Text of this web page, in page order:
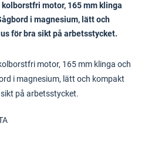
motor, 165 mm klinga
i magnesium, lätt och
för bra sikt på arbetsstycket.
motor, 165 mm klinga och
i magnesium, lätt och kompakt
på arbetsstycket.